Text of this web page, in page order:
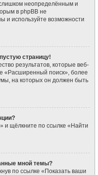
неопределённым и
в phpBB не
и используйте возможности
страницу!
результатов, которые веб-
«Расширенный поиск», более
на которых он должен быть
и щёлкните по ссылке «Найти
мной темы?
по ссылке «Показать ваши